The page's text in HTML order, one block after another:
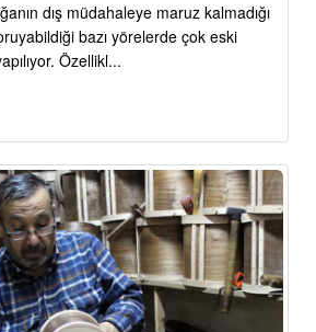
dış müdahaleye maruz kalmadığı
bazı yörelerde çok eski
Özellikl...